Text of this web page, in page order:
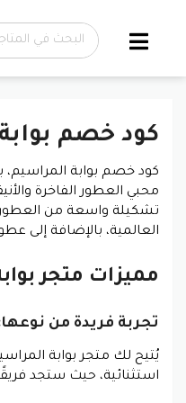
تخطي إلى
المحتوى
كود خصم
كود خصم بوابة المراسيم،
محبي العطور الفاخرة
تشكيلة واسعة من العطور
العالمية، بالإضافة إلى
مميزات متجر
تجربة فريدة من
يُتيح لك متجر بوابة
استثنائية، حيث ستجد